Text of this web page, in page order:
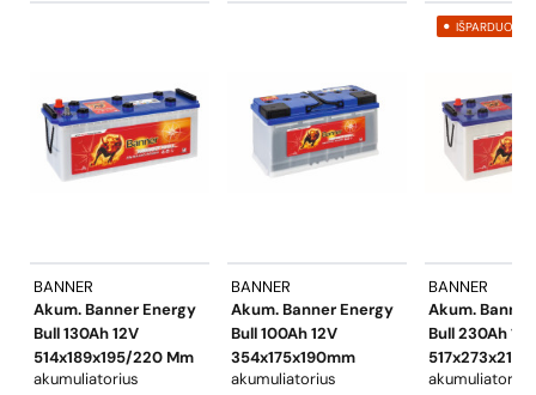
BANNER
Akum. Banner Energy
Bull 130Ah 12V
514x189x195/220 Mm
akumuliatorius
BANNER
Akum. Banner Energy
Bull 100Ah 12V
354x175x190mm
akumuliatorius
IŠPARDUOTA
BANNER
Akum.
Bull 230Ah
akumuliatorius